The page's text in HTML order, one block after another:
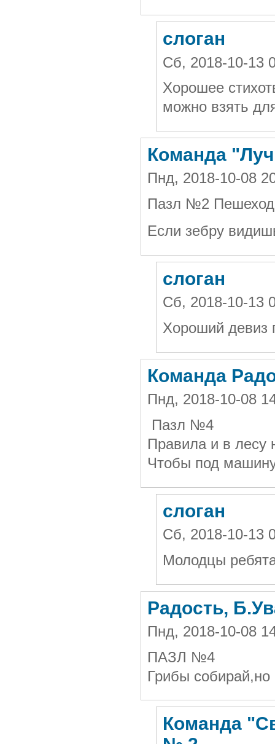
слоган
Сб, 2018-10-13
Хорошее
можно взять
Команда
Пнд, 2018-10-08
Пазл №2
Если зебру
слоган
Сб, 2018-10-13
Хороший девиз
Команда
Пнд, 2018-10-08
Пазл №4
Правила и в лесу
Чтобы под
слоган
Сб, 2018-10-13
Молодцы
Радость,
Пнд, 2018-10-08
ПАЗЛ №4
Грибы
Команда